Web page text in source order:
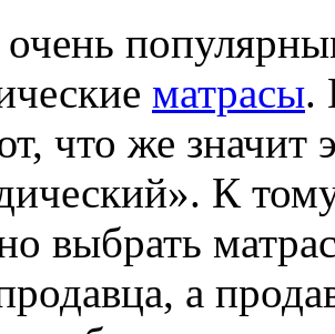
матрасы.
что же значит
К
выбрать
а